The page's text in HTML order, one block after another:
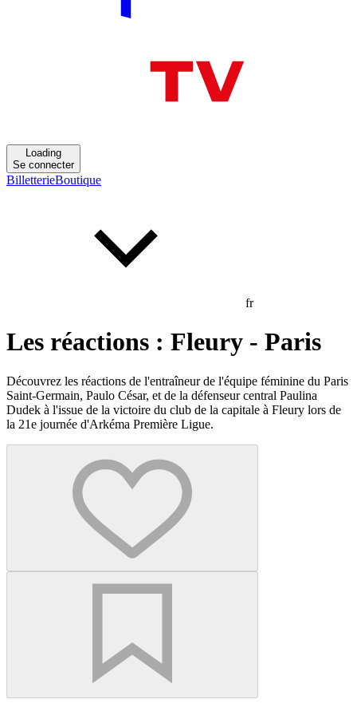
Loading
Se connecter
BilletterieBoutique
fr
Les réactions : Fleury - Paris
Découvrez les réactions de l'entraîneur de l'équipe féminine du Paris
Saint-Germain, Paulo César, et de la défenseur central Paulina
Dudek à l'issue de la victoire du club de la capitale à Fleury lors de
la 21e journée d'Arkéma Première Ligue.